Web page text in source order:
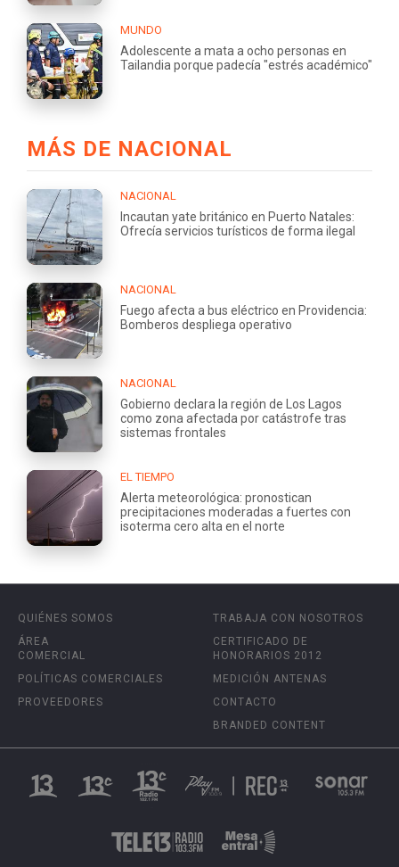
MUNDO
Adolescente a mata a ocho personas en
Tailandia porque padecía "estrés académico"
MÁS DE NACIONAL
NACIONAL
Incautan yate británico en Puerto Natales:
Ofrecía servicios turísticos de forma ilegal
NACIONAL
Fuego afecta a bus eléctrico en Providencia:
Bomberos despliega operativo
NACIONAL
Gobierno declara la región de Los Lagos
como zona afectada por catástrofe tras
sistemas frontales
EL TIEMPO
Alerta meteorológica: pronostican
precipitaciones moderadas a fuertes con
isoterma cero alta en el norte
QUIÉNES SOMOS
ÁREA
COMERCIAL
POLÍTICAS COMERCIALES
PROVEEDORES
TRABAJA CON NOSOTROS
CERTIFICADO DE
HONORARIOS 2012
MEDICIÓN ANTENAS
CONTACTO
BRANDED CONTENT